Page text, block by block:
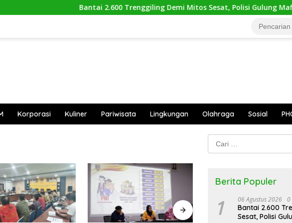
Bantai 2.600 Trenggiling Demi Mitos Sesat, Polisi Gulung Mafia
Korporasi Kuliner Pariwisata Lingkungan Olahraga Sosial
Cari
untuk:
Berita Populer
1 06 Agustus 2026 0
Bantai 2.600
Sesat, Polisi